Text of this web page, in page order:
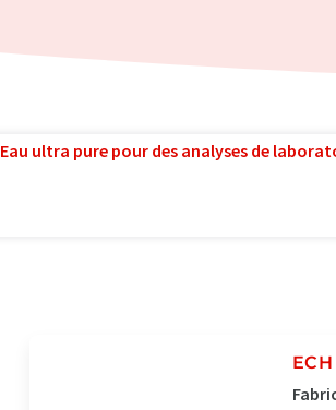
Eau ultra pure pour des analyses de